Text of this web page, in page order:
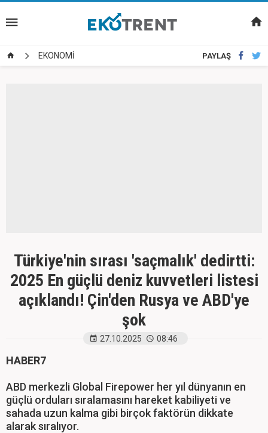
EKONOMİ PAYLAŞ
Türkiye'nin sırası 'saçmalık' dedirtti:
2025 En güçlü deniz kuvvetleri listesi
açıklandı! Çin'den Rusya ve ABD'ye
şok
27.10.2025 08:46
HABER7
ABD merkezli Global Firepower her yıl dünyanın en
güçlü orduları sıralamasını hareket kabiliyeti ve
sahada uzun kalma gibi birçok faktörün dikkate
alarak sıralıyor.